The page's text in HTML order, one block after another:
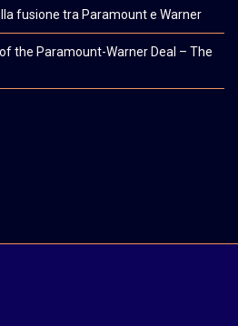
fusione tra Paramount e Warner
the Paramount-Warner Deal – The